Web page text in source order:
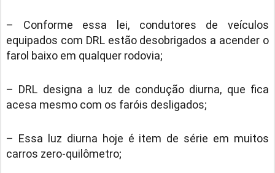
– Conforme essa lei, condutores de veículos
equipados com DRL estão desobrigados a acender o
farol baixo em qualquer rodovia;
– DRL designa a luz de condução diurna, que fica
acesa mesmo com os faróis desligados;
– Essa luz diurna hoje é item de série em muitos
carros zero-quilômetro;